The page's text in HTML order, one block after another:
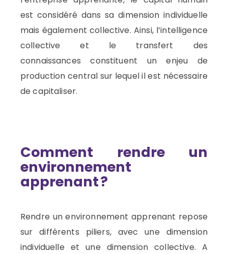
est considéré dans sa dimension individuelle
mais également collective. Ainsi, l’intelligence
collective et le transfert des
connaissances constituent un enjeu de
production central sur lequel il est nécessaire
de capitaliser.
Comment rendre un
environnement
apprenant ?
Rendre un environnementapprenant repose
sur différents piliers, avec une dimension
individuelle etune dimension collective. A